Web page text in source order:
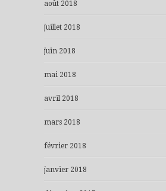
août 2018
juillet 2018
juin 2018
mai 2018
avril 2018
mars 2018
février 2018
janvier 2018